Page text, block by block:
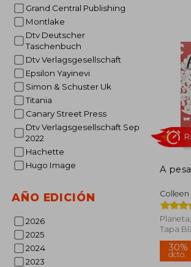
Grand Central Publishing
Montlake
Dtv Deutscher
Taschenbuch
Dtv Verlagsgesellschaft
Epsilon Yayinevi
Simon & Schuster Uk
Titania
Canary Street Press
Dtv Verlagsgesellschaft Sep
2022
Hachette
Hugo Image
AÑO EDICIÓN
2026
2025
2024
2023
A
Planeta,
Tapa